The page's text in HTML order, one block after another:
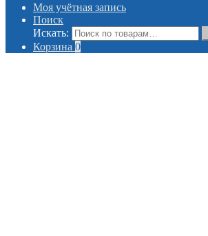
Моя учётная запись
Поиск
Искать:
Корзина 0